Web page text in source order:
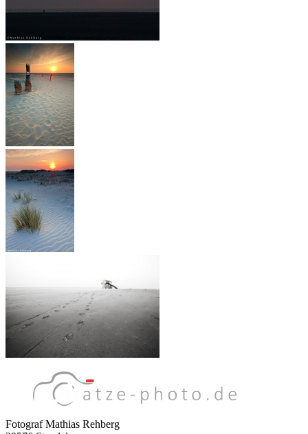
Fotograf Mathias Rehberg